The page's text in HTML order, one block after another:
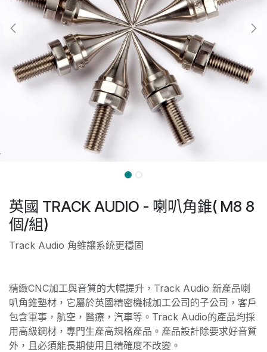
英國 TRACK AUDIO - 喇叭角錐( M8 8
個/組)
Track Audio 角錐讓系統更穩固
精緻CNC加工與音質的大幅提升，Track Audio 新產品喇
叭角錐墊材，它屬於英國精密機械加工公司的子公司，客戶
包含軍事，航空，醫療，汽車等。Track Audio的產品均採
用高級鋼材，專門生產高規格產品。產品設計除要求好音質
外，且必須能長期使用且精確度不改變。